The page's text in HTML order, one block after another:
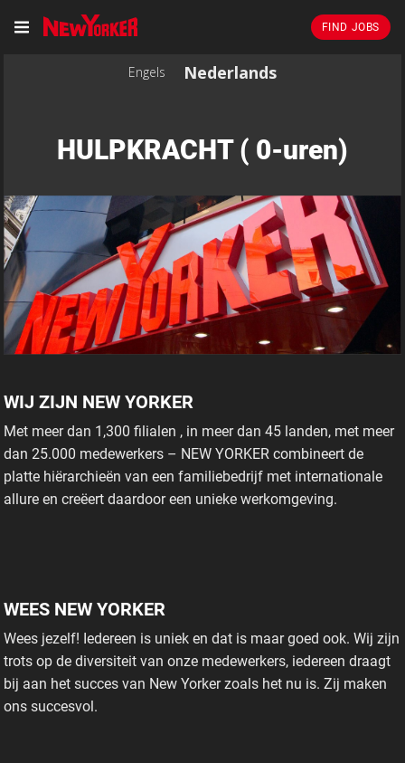
FIND JOBS
Engels Nederlands
HULPKRACHT ( 0-uren)
WIJ ZIJN NEW YORKER
Met meer dan 1,300 filialen , in meer dan 45 landen, met meer
dan 25.000 medewerkers – NEW YORKER combineert de
platte hiërarchieën van een familiebedrijf met internationale
allure en creëert daardoor een unieke werkomgeving.
WEES NEW YORKER
Wees jezelf! Iedereen is uniek en dat is maar goed ook. Wij zijn
trots op de diversiteit van onze medewerkers, iedereen draagt
bij aan het succes van New Yorker zoals het nu is. Zij maken
ons succesvol.